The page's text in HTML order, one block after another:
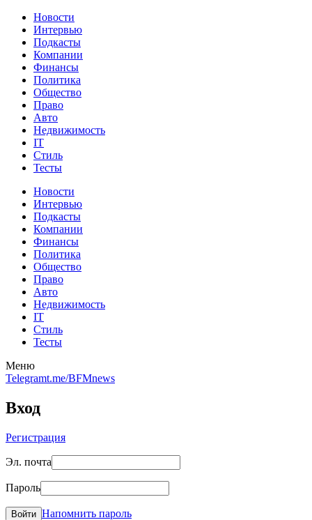
Новости
Интервью
Подкасты
Компании
Финансы
Политика
Общество
Право
Авто
Недвижимость
IT
Стиль
Тесты
Новости
Интервью
Подкасты
Компании
Финансы
Политика
Общество
Право
Авто
Недвижимость
IT
Стиль
Тесты
Меню
Telegramt.me/BFMnews
Вход
Регистрация
Эл. почта
Пароль
Войти Напомнить пароль